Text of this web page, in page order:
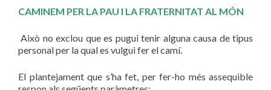
CAMINEM PER LA PAU I LA FRATERNITAT AL MÓN
Això no exclou que es pugui tenir alguna causa de tipus
personal per la qual es vulgui fer el camí.
El plantejament que s’ha fet, per fer-ho més assequible